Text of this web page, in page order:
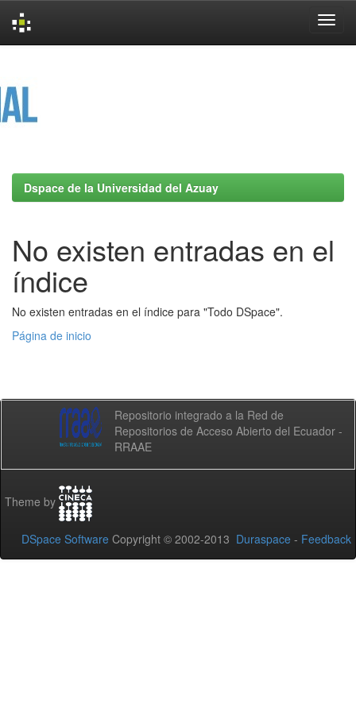
Dspace de la Universidad del Azuay
No existen entradas en el
índice
No existen entradas en el índice para "Todo DSpace".
Página de inicio
Repositorio integrado a la Red de
Repositorios de Acceso Abierto del Ecuador -
RRAAE
Theme by
DSpace Software Copyright © 2002-2013 Duraspace - Feedback